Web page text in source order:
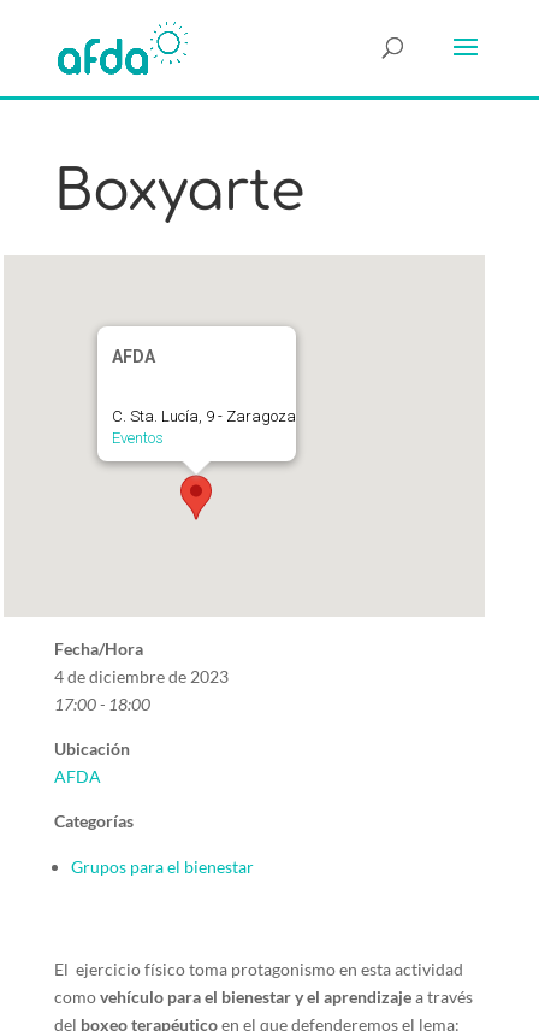
Boxyarte
AFDA
C. Sta. Lucía, 9 - Zaragoza
Eventos
Fecha/Hora
4 de diciembre de 2023
17:00 - 18:00
Ubicación
AFDA
Categorías
Grupos para el bienestar
El ejercicio físico toma protagonismo en esta actividad
comovehículo para el bienestar y el aprendizajea través
del boxeo terapéuticoen el que defenderemos el lema: